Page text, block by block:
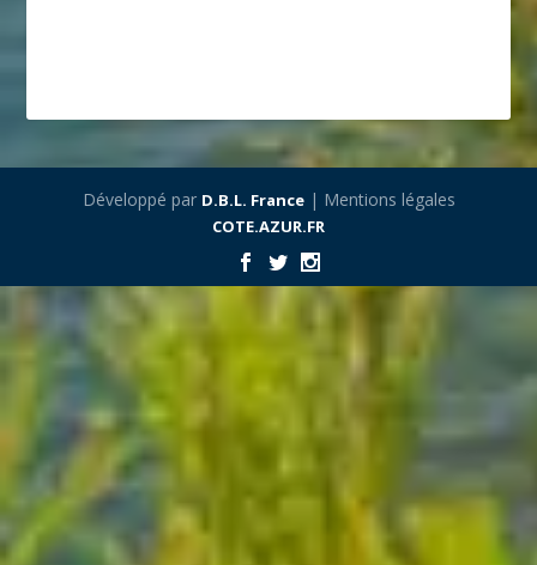
Développé par D.B.L. France| Mentions légales
COTE.AZUR.FR